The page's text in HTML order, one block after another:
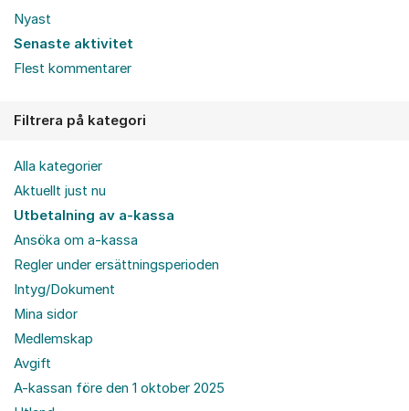
Nyast
Senaste aktivitet
Flest kommentarer
Filtrera på kategori
Alla kategorier
Aktuellt just nu
Utbetalning av a-kassa
Ansöka om a-kassa
Regler under ersättningsperioden
Intyg/Dokument
Mina sidor
Medlemskap
Avgift
A-kassan före den 1 oktober 2025